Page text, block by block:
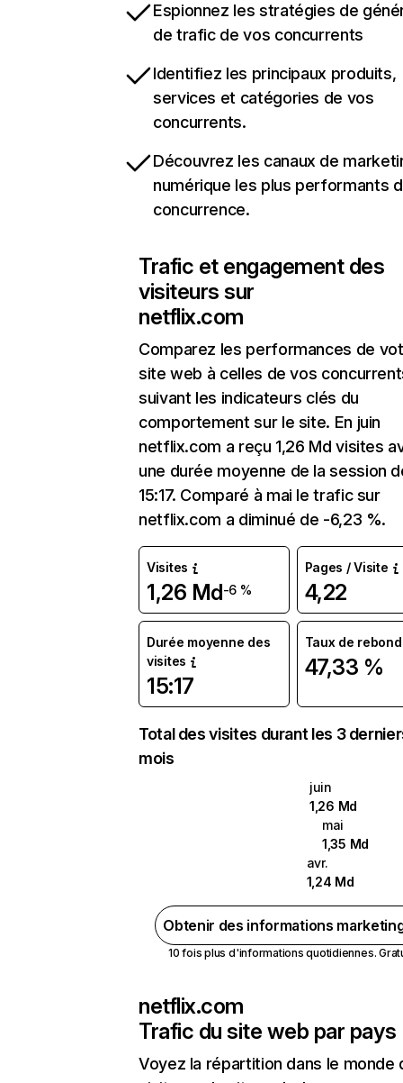
Espionnez les stratégies de
de trafic de vos concurrents
Identifiez les principaux produits,
services et catégories de vos
concurrents.
Découvrez les canaux de
numérique les plus performants
concurrence.
Trafic et engagement des
visiteurs sur
netflix.com
Comparez les performances de
site web à celles de vos
suivant les indicateurs clés du
comportement sur le site. En juin
netflix.com a reçu 1,26 Md visites
une durée moyenne de la session
15:17. Comparé à mai le trafic sur
netflix.com a diminué de -6,23 %.
Visites
1,26 Md-6 %
Pages / Visite
4,22
Durée moyenne des
visites
15:17
Taux de rebond
47,33 %
Total des visites durant les 3
mois
juin
1,26 Md
mai
1,35 Md
avr.
1,24 Md
Obtenir des informations
10 fois plus d'informations quotidiennes.
netflix.com
Trafic du site web par pays
Voyez la répartition dans le monde